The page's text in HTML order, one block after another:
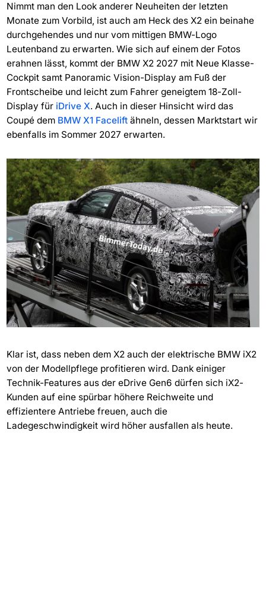
Nimmt man den Look anderer Neuheiten der letzten
Monate zum Vorbild, ist auch am Heck des X2 ein beinahe
durchgehendes und nur vom mittigen BMW-Logo
Leutenband zu erwarten. Wie sich auf einem der Fotos
erahnen lässt, kommt der BMW X2 2027 mit Neue Klasse-
Cockpit samt Panoramic Vision-Display am Fuß der
Frontscheibe und leicht zum Fahrer geneigtem 18-Zoll-
Display für iDrive X. Auch in dieser Hinsicht wird das
Coupé dem BMW X1 Faceliftähneln, dessen Marktstart wir
ebenfalls im Sommer 2027 erwarten.
Klar ist, dass neben dem X2 auch der elektrische BMW iX2
von der Modellpflege profitieren wird. Dank einiger
Technik-Features aus der eDrive Gen6 dürfen sich iX2-
Kunden auf eine spürbar höhere Reichweite und
effizientere Antriebe freuen, auch die
Ladegeschwindigkeit wird höher ausfallen als heute.